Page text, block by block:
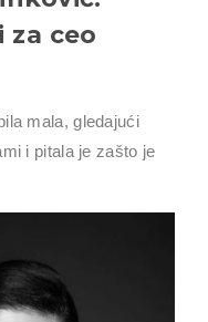
za ceo
mala, gledajući
i pitala je zašto je